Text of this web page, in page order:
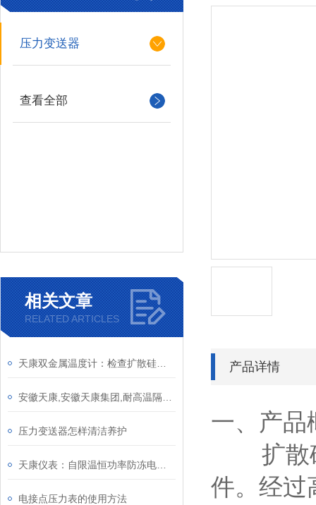
压力变送器
查看全部
相关文章
RELATED ARTICLES
压力变送器怎样清洁养护
电接点压力表的使用方法
产品详情
一、产品
扩散硅
件。经过